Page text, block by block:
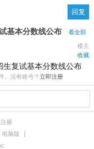
回复
基本分数线公布
看全部
楼主
收藏
生复试基本分数线公布
。没有账号？ 立即注册
注册
电脑版